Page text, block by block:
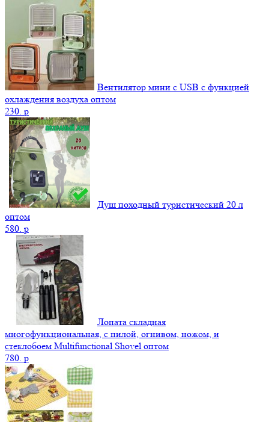
Вентилятор мини с USB с функцией
охлаждения воздуха оптом
230. p
Душ походный туристический 20 л
оптом
580. p
Лопата складная
многофункциональная, с пилой, огнивом, ножом, и
стеклобоем Multifunctional Shovel оптом
780. p